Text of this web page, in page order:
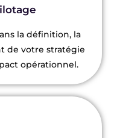
la définition, la
de votre stratégie
opérationnel.